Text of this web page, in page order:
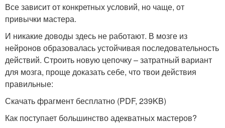
Все зависит от конкретных условий, но чаще, от
привычки мастера.
И никакие доводы здесь не работают. В мозге из
нейронов образовалась устойчивая последовательность
действий. Строить новую цепочку – затратный вариант
для мозга, проще доказать себе, что твои действия
правильные:
Скачать фрагмент бесплатно (PDF, 239KB)
Как поступает большинство адекватных мастеров?